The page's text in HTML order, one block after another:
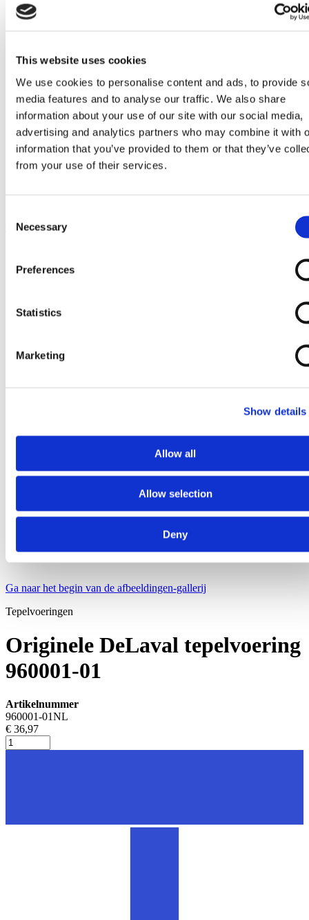
This website uses cookies
We use cookies to personalise content and ads, to provide
media features and to analyse our traffic. We also share
information about your use of our site with our social media,
advertising and analytics partners who may combine it with
information that you’ve provided to them or that they’ve
from your use of their services.
Selection
Necessary
Preferences
Statistics
Marketing
Show details
Allow all
Allow selection
Deny
GEA MIone
Stal benodigdheden
Go to Stal benodigdheden
Koeborstel
Ambic onderdelen
Minimelkers
stalartikelen
Skelex
Home
Ga naar het einde van de afbeeldingen-gallerij
Ga naar het begin van de afbeeldingen-gallerij
Tepelvoeringen
Originele DeLaval tepelvoering
960001-01
Artikelnummer
960001-01NL
€ 36,97